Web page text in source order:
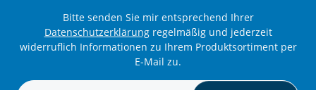
Bitte senden Sie mir entsprechend Ihrer
Datenschutzerklärungregelmäßig und jederzeit
widerruflich Informationen zu Ihrem Produktsortiment per
E-Mail zu.